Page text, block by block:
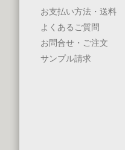
お支払い方法・送料
よくあるご質問
お問合せ・ご注文
サンプル請求